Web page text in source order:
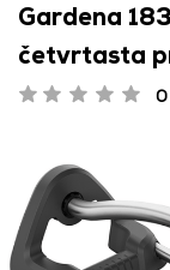
Gardena
četvrtasta
0